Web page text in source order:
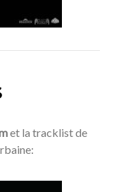
et la tracklist de